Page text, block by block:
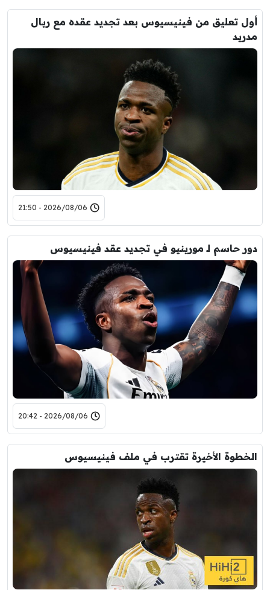
أول تعليق من فينيسيوس بعد تجديد عقده مع ريال
مدريد
2026/08/06 - 21:50
دور حاسم لـ مورينيو في تجديد عقد فينيسيوس
2026/08/06 - 20:42
الخطوة الأخيرة تقترب في ملف فينيسيوس